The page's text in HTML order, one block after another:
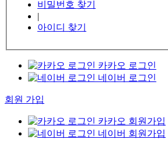
비밀번호 찾기
|
아이디 찾기
카카오 로그인
네이버 로그인
회원 가입
카카오 회원가입
네이버 회원가입